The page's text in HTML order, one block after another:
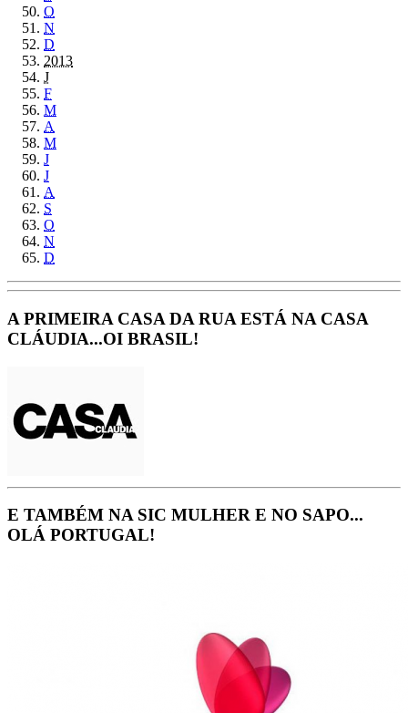
O
N
D
2013
J
F
M
A
M
J
J
A
S
O
N
D
A PRIMEIRA CASA DA RUA ESTÁ NA CASA
CLÁUDIA...OI BRASIL!
E TAMBÉM NA SIC MULHER E NO SAPO...
OLÁ PORTUGAL!